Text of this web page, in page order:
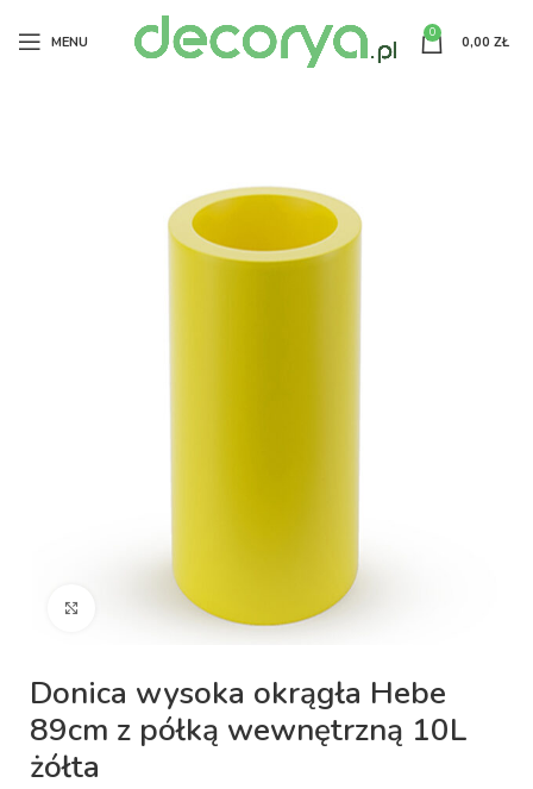
MENU
0
0,00 ZŁ
Kliknij aby powiększyć
Donica wysoka okrągła Hebe
89cm z półką wewnętrzną 10L
żółta